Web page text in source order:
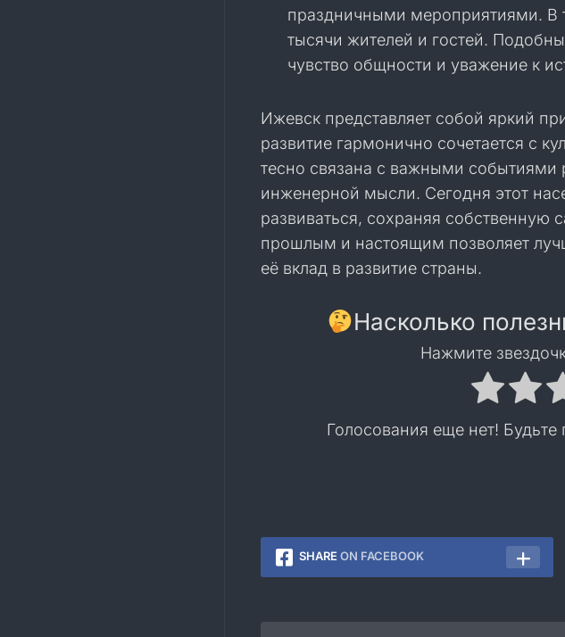
праздничными мероприятиями. В
тысячи жителей и гостей.
чувство общности и уважение к
Ижевск представляет собой яркий
развитие гармонично сочетается с
тесно связана с важными
инженерной мысли. Сегодня этот
развиваться, сохраняя собственную
прошлым и настоящим позволяет
её вклад в развитие страны.
Насколько
Нажмите
Голосования еще нет! Будьте
SHARE ON FACEBOOK